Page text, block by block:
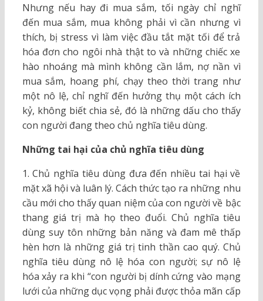
Nhưng nếu hay đi mua sắm, tối ngày chỉ nghĩ
đến mua sắm, mua không phải vì cần nhưng vì
thích, bị stress vì làm việc đầu tắt mặt tối để trả
hóa đơn cho ngôi nhà thật to và những chiếc xe
hào nhoáng mà mình không cần lắm, nợ nần vì
mua sắm, hoang phí, chạy theo thời trang như
một nô lệ, chỉ nghĩ đến hưởng thụ một cách ích
kỷ, không biết chia sẻ, đó là những dấu cho thấy
con người đang theo chủ nghĩa tiêu dùng.
Những tai hại của chủ nghĩa tiêu dùng
1. Chủ nghĩa tiêu dùng đưa đến nhiều tai hại về
mặt xã hội và luân lý. Cách thức tạo ra những nhu
cầu mới cho thấy quan niệm của con người về bậc
thang giá trị mà họ theo đuổi. Chủ nghĩa tiêu
dùng suy tôn những bản năng và đam mê thấp
hèn hơn là những giá trị tinh thần cao quý. Chủ
nghĩa tiêu dùng nô lệ hóa con người; sự nô lệ
hóa xảy ra khi “con người bị dính cứng vào mạng
lưới của những dục vọng phải được thỏa mãn cấp